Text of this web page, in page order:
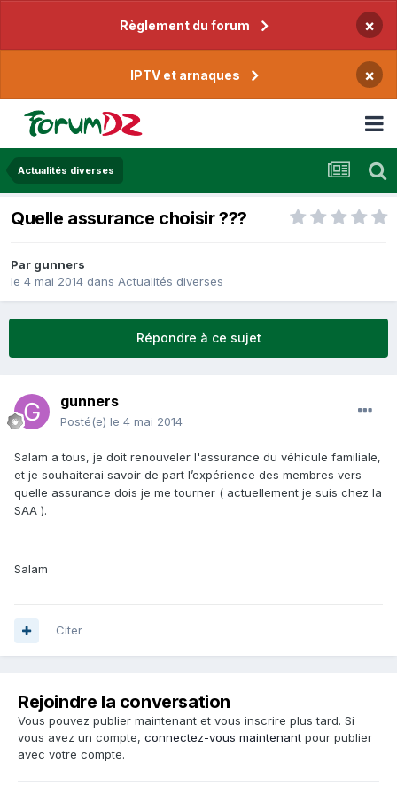
Règlement du forum ×
IPTV et arnaques ×
Actualités diverses
Quelle assurance choisir ???
Par gunners
le 4 mai 2014 dans Actualités diverses
Répondre à ce sujet
gunners
Posté(e) le 4 mai 2014
Salam a tous, je doit renouveler l'assurance du véhicule familiale,
et je souhaiterai savoir de part l’expérience des membres vers
quelle assurance dois je me tourner ( actuellement je suis chez la
SAA ).
Salam
Citer
Rejoindre la conversation
Vous pouvez publier maintenant et vous inscrire plus tard. Si
vous avez un compte, connectez-vous maintenant pour publier
avec votre compte.